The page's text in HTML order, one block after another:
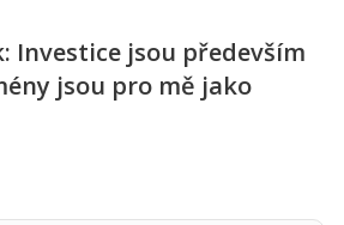
Investice jsou především
jsou pro mě jako